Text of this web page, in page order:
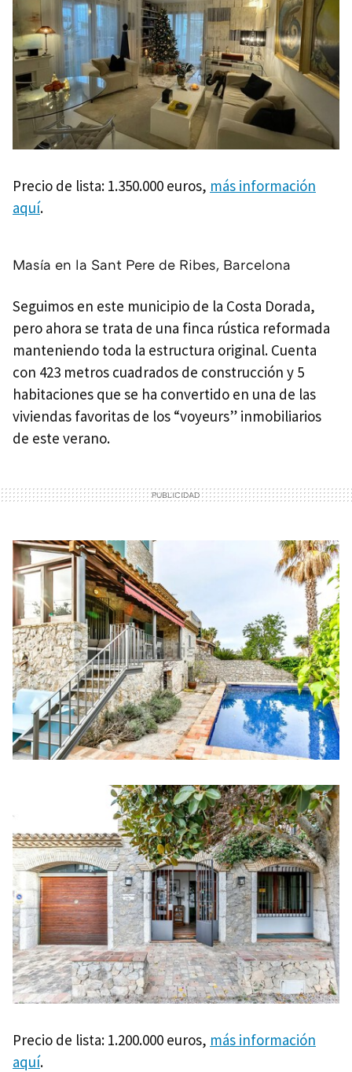
Precio de lista: 1.350.000 euros, más información
aquí.
Masía en la Sant Pere de Ribes, Barcelona
Seguimos en este municipio de la Costa Dorada,
pero ahora se trata de una finca rústica reformada
manteniendo toda la estructura original. Cuenta
con 423 metros cuadrados de construcción y 5
habitaciones que se ha convertido en una de las
viviendas favoritas de los “voyeurs” inmobiliarios
de este verano.
Precio de lista: 1.200.000 euros, más información
aquí.